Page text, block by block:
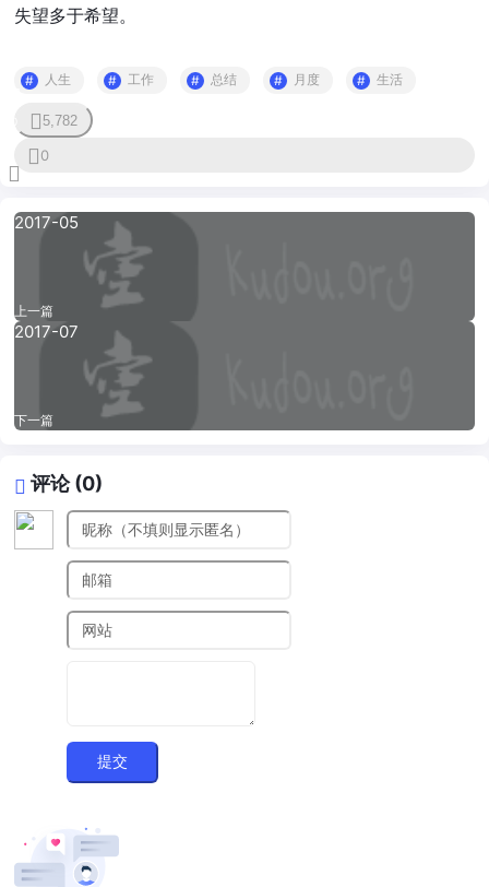
失望多于希望。
人生 工作 总结 月度 生活
5,782
0
2017-05
上一篇
2017-07
下一篇
评论 (0)
提交